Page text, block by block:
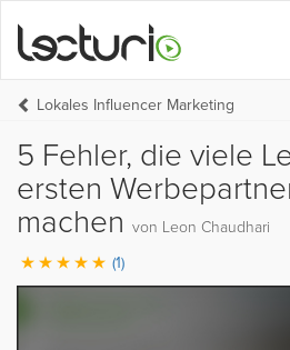
Lokales Influencer Marketing
5 Fehler, die viele
ersten
machen von Leon Chaudhari
(1)